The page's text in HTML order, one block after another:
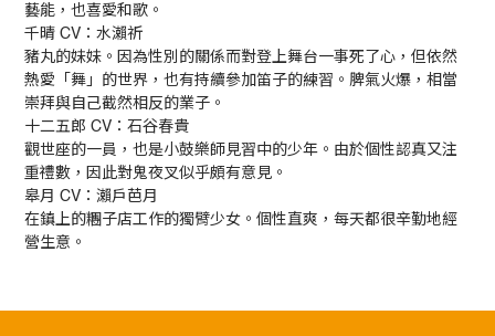
藝能，也喜愛和歌。
千晴 CV：水瀨祈
豬丸的妹妹。因為性別的關係而對登上舞台一事死了心，但依然
熱愛「舞」的世界，也有持續參加笛子的練習。脾氣火爆，相當
崇拜與自己截然相反的業子。
十二五郎 CV：石谷春貴
觀世座的一員，也是小鼓樂師見習中的少年。由於個性認真又注
重禮數，因此對鬼夜叉似乎頗有意見。
皋月 CV：瀨戶芭月
在鎮上的糰子店工作的獨臂少女。個性直爽，每天都很辛勤地經
營生意。